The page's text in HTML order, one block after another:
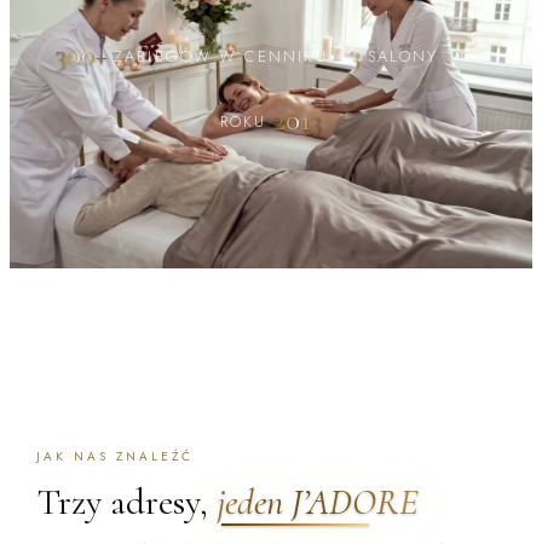
300+ ZABIEGÓW W CENNIKU·3 SALONY·OD
ROKU 2013
JAK NAS ZNALEŹĆ
Trzy adresy, jeden J’ADORE